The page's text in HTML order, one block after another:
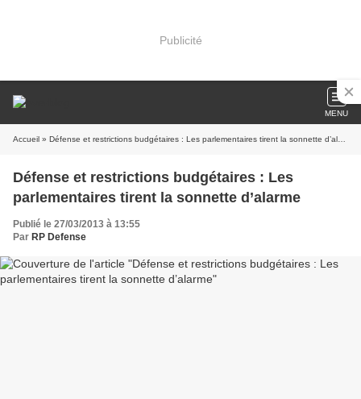
Publicité
MENU
Accueil » Défense et restrictions budgétaires : Les parlementaires tirent la sonnette d’alarme
Défense et restrictions budgétaires : Les
parlementaires tirent la sonnette d’alarme
Publié le 27/03/2013 à 13:55
Par RP Defense